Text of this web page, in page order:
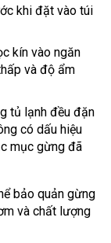
khi đặt vào túi
kín vào ngăn
và độ ẩm
tủ lạnh đều đặn
có dấu hiệu
mục gừng đã
bảo quản gừng
và chất lượng